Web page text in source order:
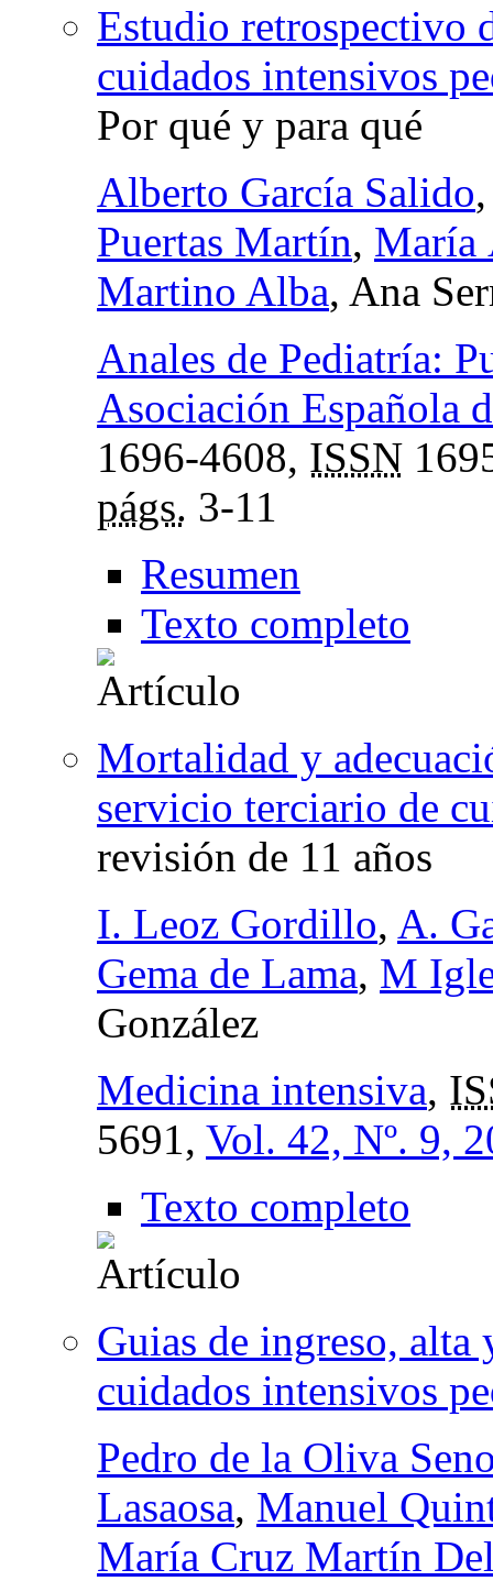
Estudio retrospectivo
cuidados intensivos
Por qué y para qué
Alberto García Salido
Puertas Martín, María
Martino Alba, Ana
Anales de Pediatría:
Asociación Española
1696-4608, ISSN
págs. 3-11
Resumen
Texto completo
Mortalidad y
servicio terciario de
revisión de 11 años
I. Leoz Gordillo, A.
Gema de Lama, M
González
Medicina intensiva,
5691, Vol. 42, Nº. 9,
Texto completo
Guias de ingreso, alta
cuidados intensivos
Pedro de la Oliva
Lasaosa, Manuel
María Cruz Martín